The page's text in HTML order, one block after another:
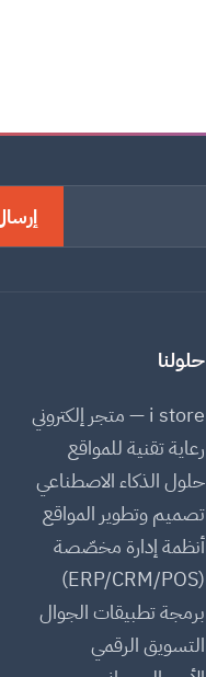
حلولنا
i store — متجر إلكتروني
رعاية تقنية للمواقع
حلول الذكاء الاصطناعي
تصميم وتطوير المواقع
أنظمة إدارة مخصّصة
(ERP/CRM/POS)
برمجة تطبيقات الجوال
التسويق الرقمي